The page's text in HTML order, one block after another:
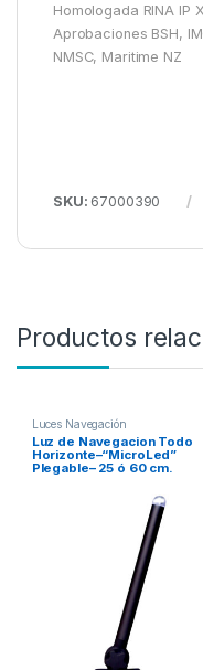
Homologada RINA IP
Aprobaciones BSH,
NMSC, Maritime NZ
SKU: 67000390
Productos
Luces Navegación
Luz de Navegacion Todo
Horizonte–“MicroLed”
Plegable– 25 ó 60 cm.